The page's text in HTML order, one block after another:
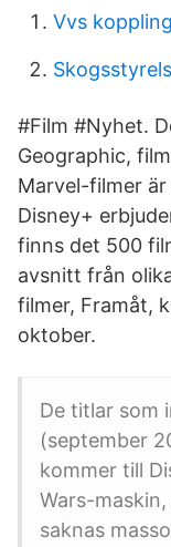
Vvs
#Film #Nyhet.
Geographic,
Marvel-filmer
Disney+
finns det 500
avsnitt från
filmer, Framåt,
oktober.
De titlar som
(september
kommer till
Wars-
saknas